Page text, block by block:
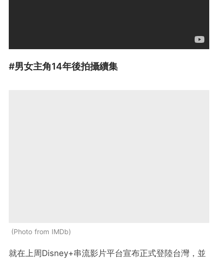
#男女主角14年後拍攝續集
Photo from IMDb
就在上周Disney+串流影片平台宣布正式登陸台灣，並